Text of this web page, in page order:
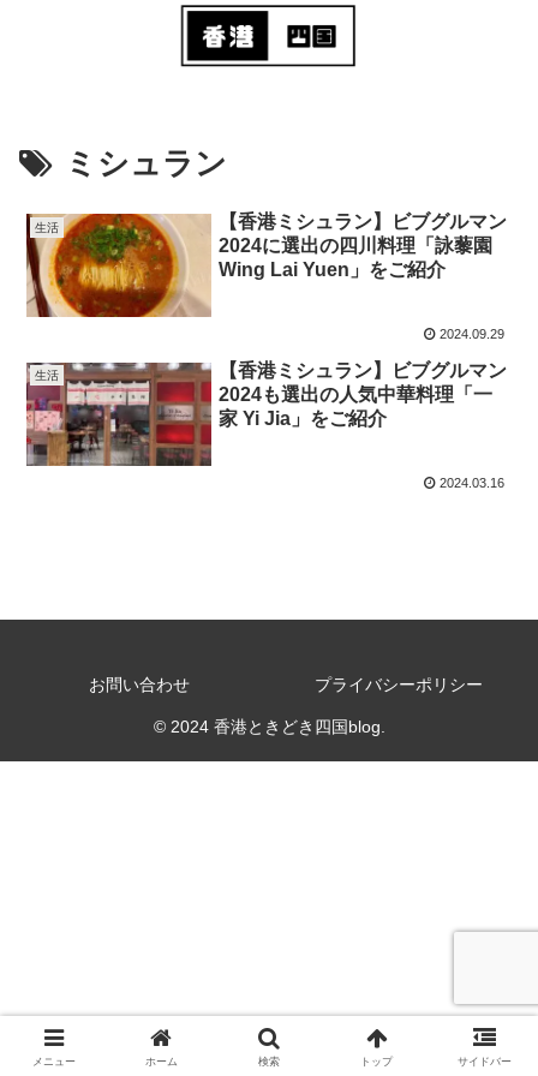
ミシュラン
生活
【香港ミシュラン】ビブグルマン
2024に選出の四川料理「詠藜園
Wing Lai Yuen」をご紹介
2024.09.29
生活
【香港ミシュラン】ビブグルマン
2024も選出の人気中華料理「一
家 Yi Jia」をご紹介
2024.03.16
お問い合わせ プライバシーポリシー
© 2024 香港ときどき四国blog.
メニュー ホーム 検索 トップ サイドバー